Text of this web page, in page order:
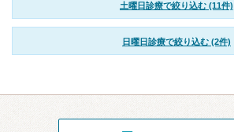
土曜日診療で絞り込む (11件)
日曜日診療で絞り込む (2件)